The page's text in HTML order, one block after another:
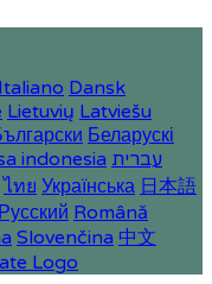
Italiano Dansk
Lietuvių Latviešu
Беларускі
indonesia עברית
ไทย Українська 日本語
Русский Română
Slovenčina 中文